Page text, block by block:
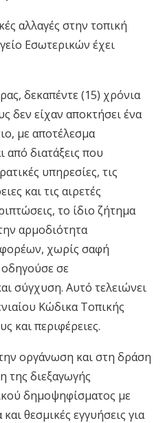
αλλαγές στην τοπική
Εσωτερικών έχει
δεκαπέντε (15) χρόνια
δεν είχαν αποκτήσει ένα
με αποτέλεσμα
από διατάξεις που
υπηρεσίες, τις
και τις αιρετές
το ίδιο ζήτημα
αρμοδιότητα
χωρίς σαφή
σε
σύγχυση. Αυτό τελειώνει
Κώδικα Τοπικής
και περιφέρειες.
οργάνωση και στη δράση
διεξαγωγής
δημοψηφίσματος με
θεσμικές εγγυήσεις για